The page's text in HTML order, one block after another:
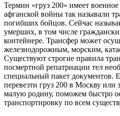
Термин «груз 200» имеет
афганской войны так называли
погибших бойцов. Сейчас
умерших, в том числе
контейнере. Трансфер может
железнодорожным, морским,
Существуют строгие правила
посмертной репатриации тел
специальный пакет документов.
перевезти груз 200 в Москву или
малую родину, поможем быстро
транспортировку по всем